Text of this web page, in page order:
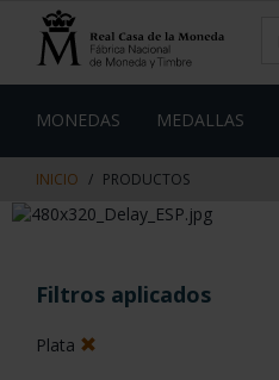
contenido
de
MONEDAS MEDALLAS
INICIO PRODUCTOS
Filtros aplicados
Plata